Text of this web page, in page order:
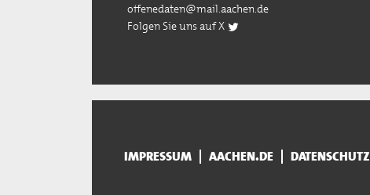
offenedaten@mail.aachen.de
Folgen Sie uns auf X
IMPRESSUM AACHEN.DE DATENSCHUTZ